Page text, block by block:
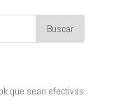
que sean efectivas